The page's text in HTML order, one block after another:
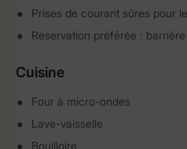
Prises de courant sûres pour
Réservation préférée :
Cuisine
Four à micro-ondes
Lave-vaisselle
Bouilloire